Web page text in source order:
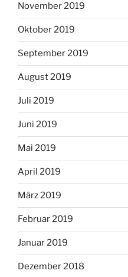
November 2019
Oktober 2019
September 2019
August 2019
Juli 2019
Juni 2019
Mai 2019
April 2019
März 2019
Februar 2019
Januar 2019
Dezember 2018